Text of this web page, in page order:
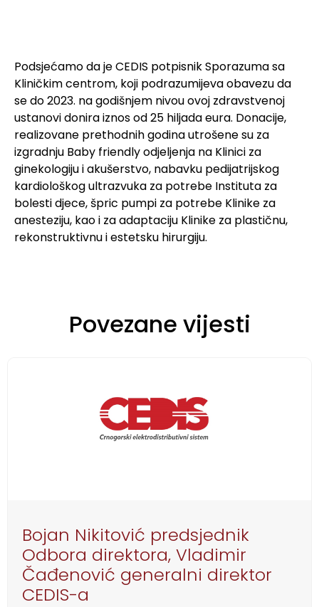
Podsjećamo da je CEDIS potpisnik Sporazuma sa
Kliničkim centrom, koji podrazumijeva obavezu da
se do 2023. na godišnjem nivou ovoj zdravstvenoj
ustanovi donira iznos od 25 hiljada eura. Donacije,
realizovane prethodnih godina utrošene su za
izgradnju Baby friendly odjeljenja na Klinici za
ginekologiju i akušerstvo, nabavku pedijatrijskog
kardiološkog ultrazvuka za potrebe Instituta za
bolesti djece, špric pumpi za potrebe Klinike za
anesteziju, kao i za adaptaciju Klinike za plastičnu,
rekonstruktivnu i estetsku hirurgiju.
Povezane vijesti
Bojan Nikitović predsjednik
Odbora direktora, Vladimir
Čađenović generalni direktor
CEDIS-a